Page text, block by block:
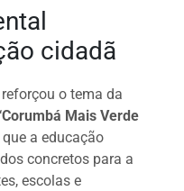
cidadã
o tema da
Mais Verde
a educação
concretos para a
escolas e